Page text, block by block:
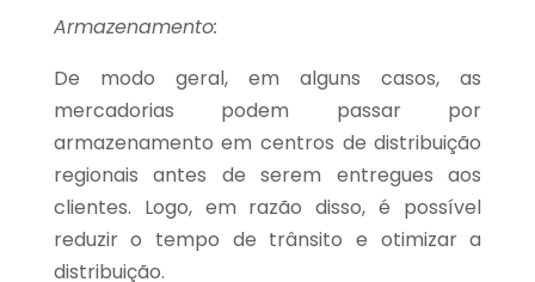
Armazenamento:
De modo geral, em alguns casos, as
mercadorias podem passar por
armazenamento em centros de distribuição
regionais antes de serem entregues aos
clientes. Logo, em razão disso, é possível
reduzir o tempo de trânsito e otimizar a
distribuição.